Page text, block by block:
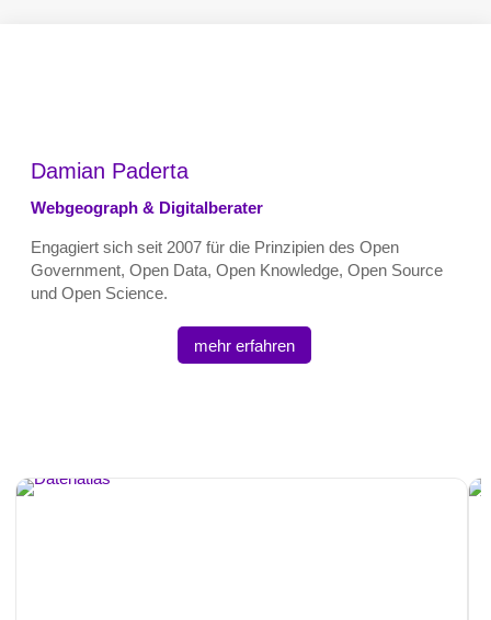
Damian Paderta
Webgeograph & Digitalberater
Engagiert sich seit 2007 für die Prinzipien des Open
Government, Open Data, Open Knowledge, Open Source
und Open Science.
mehr erfahren